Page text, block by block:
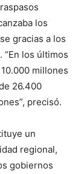
los
gracias a los
los últimos
millones
26.400
precisó.
un
regional,
gobiernos